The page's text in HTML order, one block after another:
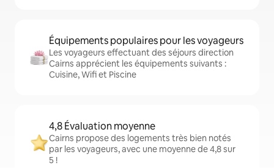
Équipements populaires pour les voyageurs
Les voyageurs effectuant des séjours direction
Cairns apprécient les équipements suivants :
Cuisine, Wifi et Piscine
4,8 Évaluation moyenne
Cairns propose des logements très bien notés
par les voyageurs, avec une moyenne de 4,8 sur
5 !